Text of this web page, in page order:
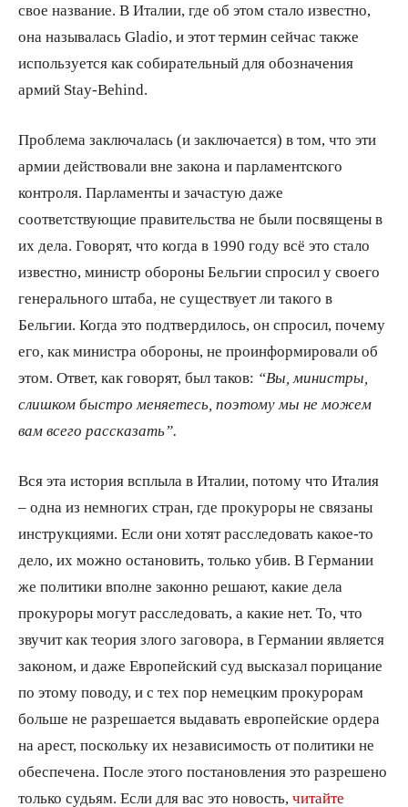
свое название. В Италии, где об этом стало известно,
она называлась Gladio, и этот термин сейчас также
используется как собирательный для обозначения
армий Stay-Behind.
Проблема заключалась (и заключается) в том, что эти
армии действовали вне закона и парламентского
контроля. Парламенты и зачастую даже
соответствующие правительства не были посвящены в
их дела. Говорят, что когда в 1990 году всё это стало
известно, министр обороны Бельгии спросил у своего
генерального штаба, не существует ли такого в
Бельгии. Когда это подтвердилось, он спросил, почему
его, как министра обороны, не проинформировали об
этом. Ответ, как говорят, был таков: “Вы, министры,
слишком быстро меняетесь, поэтому мы не можем
вам всего рассказать”.
Вся эта история всплыла в Италии, потому что Италия
– одна из немногих стран, где прокуроры не связаны
инструкциями. Если они хотят расследовать какое-то
дело, их можно остановить, только убив. В Германии
же политики вполне законно решают, какие дела
прокуроры могут расследовать, а какие нет. То, что
звучит как теория злого заговора, в Германии является
законом, и даже Европейский суд высказал порицание
по этому поводу, и с тех пор немецким прокурорам
больше не разрешается выдавать европейские ордера
на арест, поскольку их независимость от политики не
обеспечена. После этого постановления это разрешено
только судьям. Если для вас это новость, читайте